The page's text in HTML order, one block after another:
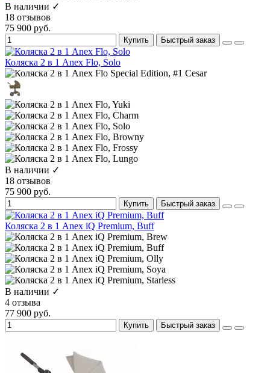
В наличии ✓
18 отзывов
75 900 руб.
Купить Быстрый заказ
Коляска 2 в 1 Anex Flo, Solo
В наличии ✓
18 отзывов
75 900 руб.
Купить Быстрый заказ
Коляска 2 в 1 Anex iQ Premium, Buff
В наличии ✓
4 отзыва
77 900 руб.
Купить Быстрый заказ